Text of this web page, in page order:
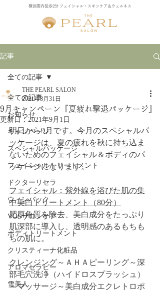
横浜関内徒歩2分 フェイシャル・スキンケア＆ウェルネス
記事
全ての記事
お知らせ
キャンペーン
スペシャルパッケージ
フェイシャルトリートメント
ドクターリセラ
ウィンバック
VOSサロンケア
ボディトリートメント
クリスティーナ化粧品
アロマセラピー
雪美人
全ての記事
9月キャンペーン『夏疲れ撃退パッケージ』
THE PEARL SALON
2021年8月31日
更新日：2021年9月1日
明日から9月です。今月のスペシャルパ
ッケージは、夏の疲れを秋に持ち込ま
ないためのフェイシャル＆ボディのパ
ッケージになります。
フェイシャル：紫外線を浴びた肌の集
中美白トリートメント（80分）
肥厚角質を除去、美白成分をたっぷり
肌深部に導入し、透明感のあるもちも
ちの肌に。
クレンジング～ＡＨＡピーリング～深
部毛穴洗浄（ハイドロスプラッシュ）
～マッサージ～美白成分エクレトロポ